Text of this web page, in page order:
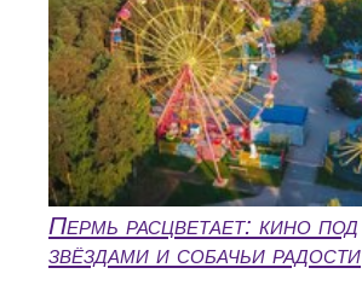
Пермь расцветает: кино под
звёздами и собачьи радости